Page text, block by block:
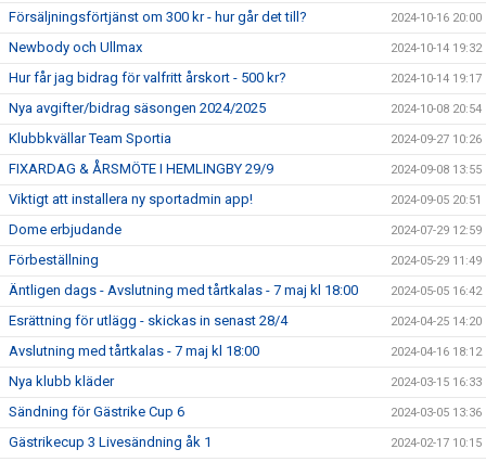
Försäljningsförtjänst om 300 kr - hur går det till? 2024-10-16 20:00
Newbody och Ullmax 2024-10-14 19:32
Hur får jag bidrag för valfritt årskort - 500 kr? 2024-10-14 19:17
Nya avgifter/bidrag säsongen 2024/2025 2024-10-08 20:54
Klubbkvällar Team Sportia 2024-09-27 10:26
FIXARDAG & ÅRSMÖTE I HEMLINGBY 29/9 2024-09-08 13:55
Viktigt att installera ny sportadmin app! 2024-09-05 20:51
Dome erbjudande 2024-07-29 12:59
Förbeställning 2024-05-29 11:49
Äntligen dags - Avslutning med tårtkalas - 7 maj kl 18:00 2024-05-05 16:42
Esrättning för utlägg - skickas in senast 28/4 2024-04-25 14:20
Avslutning med tårtkalas - 7 maj kl 18:00 2024-04-16 18:12
Nya klubb kläder 2024-03-15 16:33
Sändning för Gästrike Cup 6 2024-03-05 13:36
Gästrikecup 3 Livesändning åk 1 2024-02-17 10:15